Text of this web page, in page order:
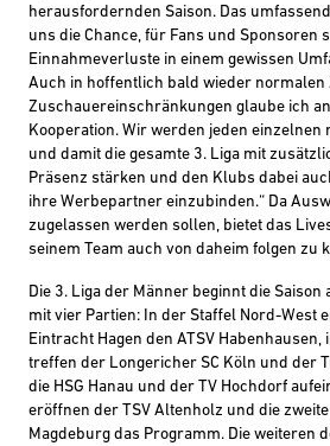
herausfordernden Saison. Das
uns die Chance, für Fans und Sponsoren
Einnahmeverluste in einem gewissen
Auch in hoffentlich bald wieder normalen
Zuschauereinschränkungen glaube ich
Kooperation. Wir werden jeden einzelnen
und damit die gesamte 3. Liga mit
Präsenz stärken und den Klubs dabei
ihre Werbepartner einzubinden.“ Da
zugelassen werden sollen, bietet das
seinem Team auch von daheim folgen zu
Die 3. Liga der Männer beginnt die Saison
mit vier Partien: In der Staffel Nord-West
Eintracht Hagen den ATSV Habenhausen,
treffen der Longericher SC Köln und der
die HSG Hanau und der TV Hochdorf
eröffnen der TSV Altenholz und die
Magdeburg das Programm. Die weiteren